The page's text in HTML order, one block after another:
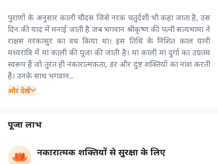
पुराणों के अनुसार काली चौदस जिसे नरक चतुर्दशी भी कहा जाता है, उस
दिन की याद में मनाई जाती है जब भगवान श्रीकृष्ण की पत्नी सत्यभामा ने
राक्षस नरकासुर का वध किया था। इस तिथि के निशित काल यानी
मध्यरात्रि में मां काली की पूजा की जाती है। मां काली मां दुर्गा का उग्रतम
स्वरूप हैं जो तुरंत ही नकारात्मकता, डर और दुष्ट शक्तियों का नाश करती
हैं। उनके साथ भगवान...
और देखें
पूजा लाभ
नकारात्मक शक्तियों से सुरक्षा के लिए